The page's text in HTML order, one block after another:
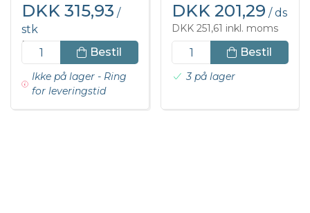
DKK 315,93 /
stk
DKK 394,91 inkl. moms
Bestil
Ikke på lager - Ring
for leveringstid
DKK 201,29 / ds
DKK 251,61 inkl. moms
Bestil
3 på lager